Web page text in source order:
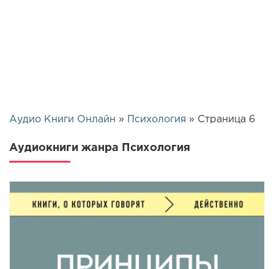
Аудио Книги Онлайн » Психология » Страница 6
Аудиокниги жанра Психология